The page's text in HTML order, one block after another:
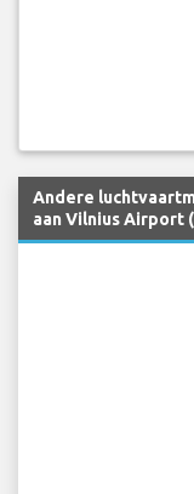
Andere
aan Vilnius Airport